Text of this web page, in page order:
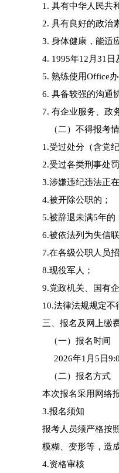
1. 具有中华人民共
2. 具有良好的政治
3. 身体健康，能适
4. 1995年12月31日
5. 熟练使用Office
6. 具备较强的沟通
7. 有企业服务、政
（二）不得报考
1.受过处分（含党
2.受过各类刑事处罚
3.涉嫌违纪违法正
4.被开除公职的；
5.被辞退未满5年的
6.被依法列为失信
7.在各级公职人员
8.现役军人；
9.党政机关、国有
10.法律法规规定不
三、报名及网上缴
（一）报名时间
2026年1月5日
（二）报名方式
本次报名采用网络
3.报名须知
报考人员须严格按
模糊、变形等，造
4.资格审核